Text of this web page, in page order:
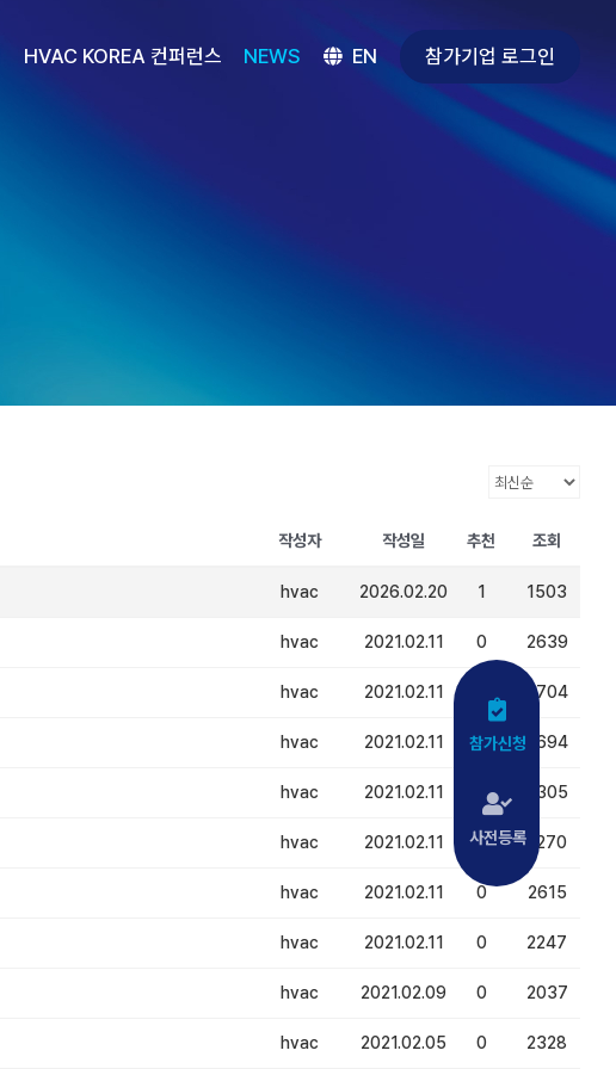
HVAC KOREA 컨퍼런스 NEWS EN 참가기업 로그인
작성자 작성일 추천 조회
hvac 2026.02.20 1 1503
hvac 2021.02.11 0 2639
hvac 2021.02.11 2704
hvac 2021.02.11 0 2694
hvac 2021.02.11 2305
hvac 2021.02.11 0 2270
hvac 2021.02.11 0 2615
hvac 2021.02.11 0 2247
hvac 2021.02.09 0 2037
hvac 2021.02.05 0 2328
참가신청
사전등록